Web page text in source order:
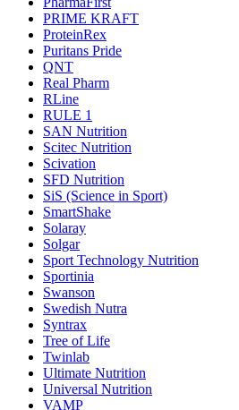
PRIME KRAFT
ProteinRex
Puritans Pride
QNT
Real Pharm
RLine
RULE 1
SAN Nutrition
Scitec Nutrition
Scivation
SFD Nutrition
SiS (Science in Sport)
SmartShake
Solaray
Solgar
Sport Technology Nutrition
Sportinia
Swanson
Swedish Nutra
Syntrax
Tree of Life
Twinlab
Ultimate Nutrition
Universal Nutrition
VAMP